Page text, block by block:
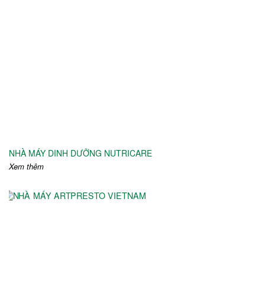
NHÀ MÁY DINH DƯỠNG NUTRICARE
Xem thêm